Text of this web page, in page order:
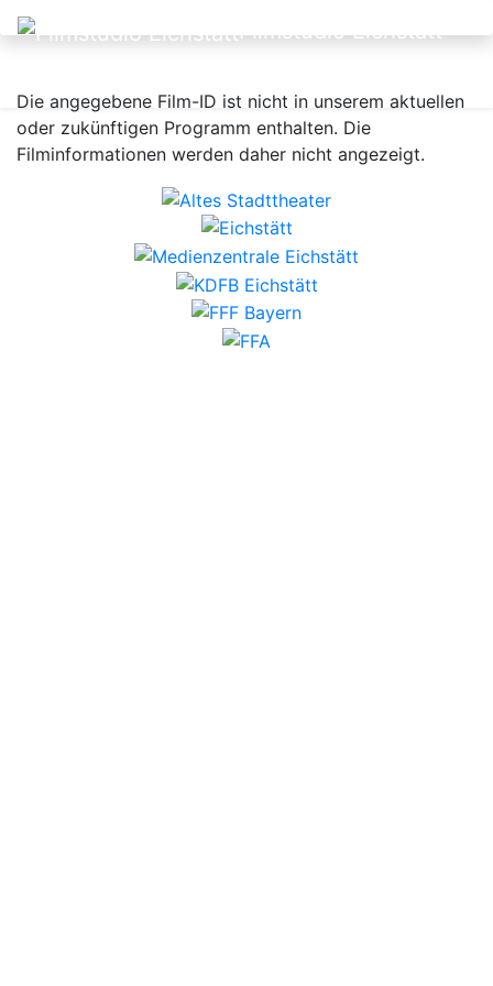
Filmstudio Eichstätt
Die angegebene Film-ID ist nicht in unserem aktuellen
oder zukünftigen Programm enthalten. Die
Filminformationen werden daher nicht angezeigt.